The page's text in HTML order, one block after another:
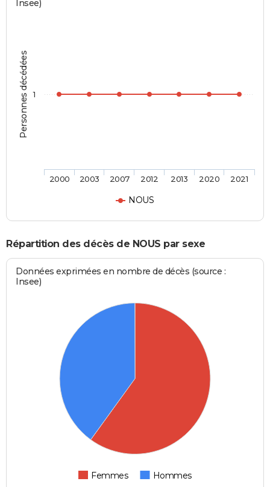
Personnes décédées
Insee)
NOUS
2000 2003 2007 2012 2013 2020 2021
1
Répartition des décès de NOUS par sexe
Données exprimées en nombre de décès (source :
Insee)
Femmes Hommes